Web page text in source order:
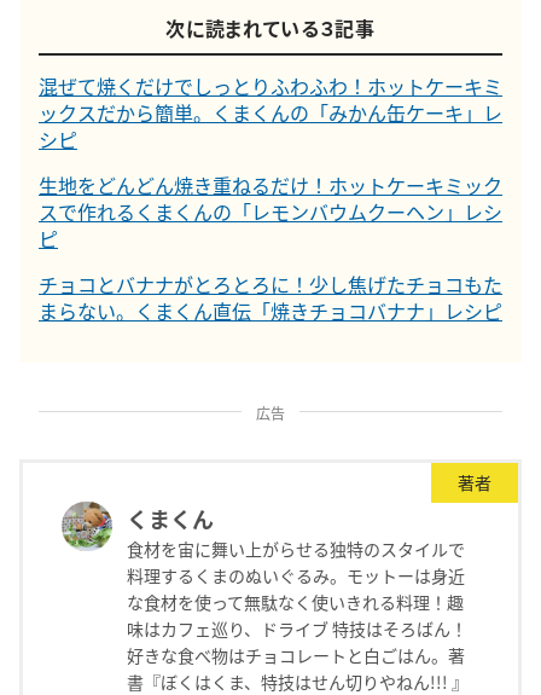
次に読まれている３記事
混ぜて焼くだけでしっとりふわふわ！ホットケーキミ
ックスだから簡単。くまくんの「みかん缶ケーキ」レ
シピ
生地をどんどん焼き重ねるだけ！ホットケーキミック
スで作れるくまくんの「レモンバウムクーヘン」レシ
ピ
チョコとバナナがとろとろに！少し焦げたチョコもた
まらない。くまくん直伝「焼きチョコバナナ」レシピ
広告
著者
くまくん
食材を宙に舞い上がらせる独特のスタイルで
料理するくまのぬいぐるみ。モットーは身近
な食材を使って無駄なく使いきれる料理！趣
味はカフェ巡り、ドライブ 特技はそろばん！
好きな食べ物はチョコレートと白ごはん。著
書『ぼくはくま、特技はせん切りやねん!!! 』